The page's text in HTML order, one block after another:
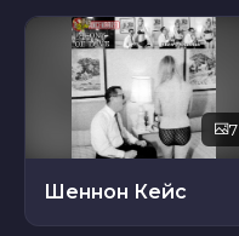
7
Шеннон Кейс